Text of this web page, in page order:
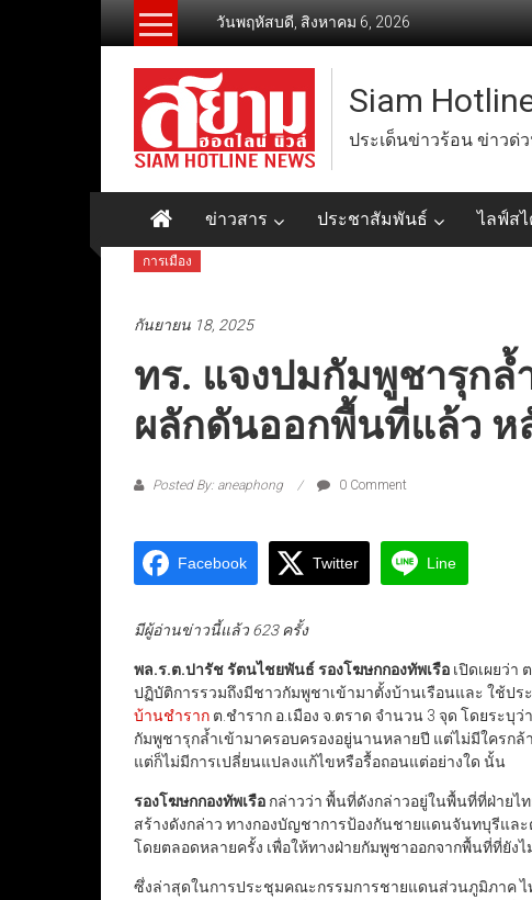
วันพฤหัสบดี, สิงหาคม 6, 2026
Siam
ประเด็นข่าวร้อน ข่าวด่
ข่าวสาร ประชาสัมพันธ์ ไลฟ์ส
การเมือง
กันยายน 18, 2025
ทร. แจงปมกัมพูชารุกล้
ผลักดันออกพื้นที่แล้ว ห
Posted By: aneaphong 0 Comment
Facebook Twitter Line
มีผู้อ่านข่าวนี้แล้ว 623 ครั้ง
พล.ร.ต.ปารัช รัตนไชยพันธ์ รองโฆษกกองทัพเรือ เปิดเผยว่า
ปฏิบัติการรวมถึงมีชาวกัมพูชาเข้ามาตั้งบ้านเรือนและ ใช้ป
บ้านชำราก ต.ชำราก อ.เมือง จ.ตราด จำนวน 3 จุด โดยระ
กัมพูชารุกล้ำเข้ามาครอบครองอยู่นานหลายปี แต่ไม่มีใครกล้
แต่ก็ไม่มีการเปลี่ยนแปลงแก้ไขหรือรื้อถอนแต่อย่างใด นั้น
รองโฆษกกองทัพเรือ กล่าวว่า พื้นที่ดังกล่าวอยู่ในพื้นที่ที่ฝ่ายไ
สร้างดังกล่าว ทางกองบัญชาการป้องกันชายแดนจันทบุรีแล
โดยตลอดหลายครั้ง เพื่อให้ทางฝ่ายกัมพูชาออกจากพื้นที่ที่ยัง
ซึ่งล่าสุดในการประชุมคณะกรรมการชายแดนส่วนภูมิภาค ไ